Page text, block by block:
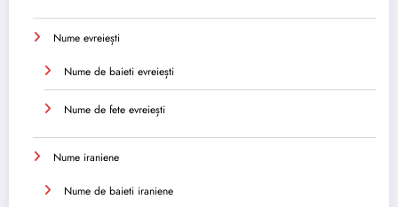
Nume evreiești
Nume de baieti evreiești
Nume de fete evreiești
Nume iraniene
Nume de baieti iraniene